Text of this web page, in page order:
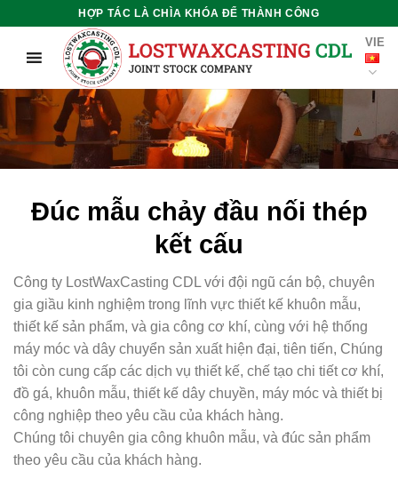
HỢP TÁC LÀ CHÌA KHÓA ĐỂ THÀNH CÔNG
VIE
Đúc mẫu chảy đầu nối thép
kết cấu
Công ty LostWaxCasting CDL với đội ngũ cán bộ, chuyên
gia giầu kinh nghiệm trong lĩnh vực thiết kế khuôn mẫu,
thiết kế sản phẩm, và gia công cơ khí, cùng với hệ thống
máy móc và dây chuyển sản xuất hiện đại, tiên tiến, Chúng
tôi còn cung cấp các dịch vụ thiết kế, chế tạo chi tiết cơ khí,
đồ gá, khuôn mẫu, thiết kế dây chuyền, máy móc và thiết bị
công nghiệp theo yêu cầu của khách hàng.
Chúng tôi chuyên gia công khuôn mẫu, và đúc sản phẩm
theo yêu cầu của khách hàng.